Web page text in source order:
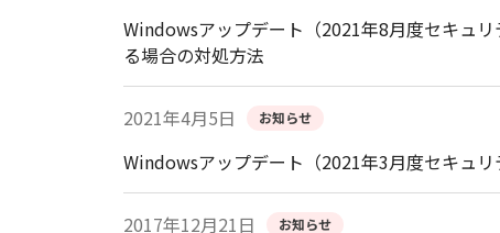
Windowsアップデート（2021年8月度セキュ
る場合の対処方法
2021年4月5日 お知らせ
Windowsアップデート（2021年3月度セキュ
2017年12月21日 お知らせ